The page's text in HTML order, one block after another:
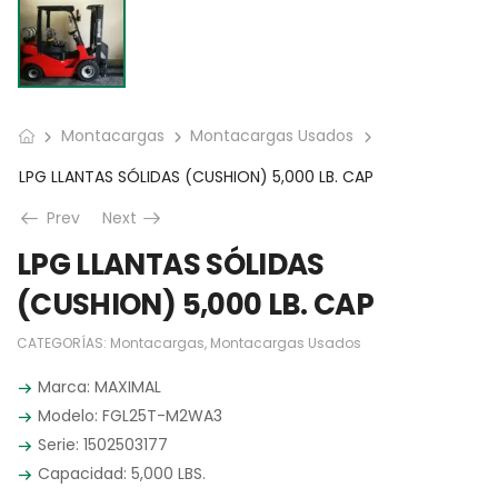
Montacargas
Montacargas Usados
LPG LLANTAS SÓLIDAS (CUSHION) 5,000 LB. CAP
Prev
Next
LPG LLANTAS SÓLIDAS
(CUSHION) 5,000 LB. CAP
CATEGORÍAS: Montacargas, Montacargas Usados
Marca: MAXIMAL
Modelo: FGL25T-M2WA3
Serie: 1502503177
Capacidad: 5,000 LBS.